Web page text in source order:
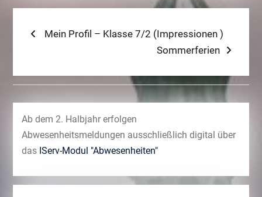
Beitragsnavigation
Previous
Mein Profil – Klasse 7/2 (Impressionen )
Next
Sommerferien
Ab dem 2. Halbjahr erfolgen
Abwesenheitsmeldungen ausschließlich digital über
das IServ-Modul "Abwesenheiten"